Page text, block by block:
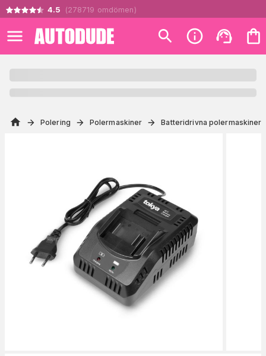
4.5 (278719 omdömen )
Polering Polermaskiner Batteridrivna polermaskiner